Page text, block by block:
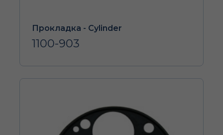
Прокладка - Cylinder
1100-903